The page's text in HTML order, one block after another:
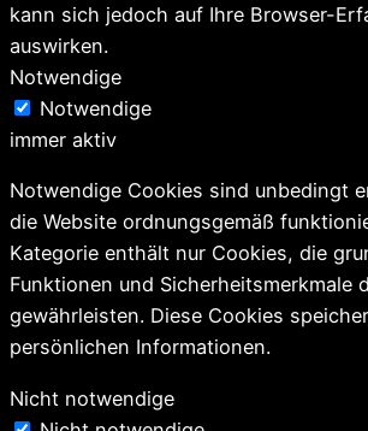
kann sich jedoch auf Ihre Browser-
auswirken.
Notwendige
Notwendige
immer aktiv
Notwendige Cookies sind unbedingt
die Website ordnungsgemäß
Kategorie enthält nur Cookies, die
Funktionen und Sicherheitsmerkmale
gewährleisten. Diese Cookies
persönlichen Informationen.
Nicht notwendige